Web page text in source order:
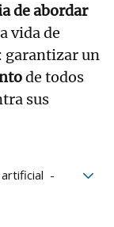
de abordar
vida de
garantizar un
de todos
sus